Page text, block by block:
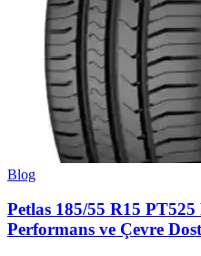
Blog
Petlas 185/55 R15
Performans ve Çevre